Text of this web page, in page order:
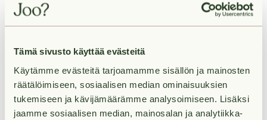
Tämä sivusto käyttää evästeitä
Käytämme evästeitä tarjoamamme sisällön ja mainosten
räätälöimiseen, sosiaalisen median ominaisuuksien
tukemiseen ja kävijämäärämme analysoimiseen. Lisäksi
jaamme sosiaalisen median, mainosalan ja analytiikka-
Vuokra
Palvelut lähellä
Liikenneyhteydet lähellä